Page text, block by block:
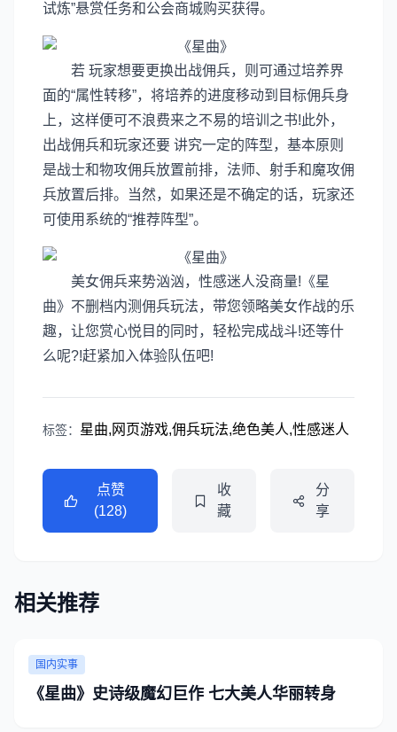
试炼”悬赏任务和公会商城购买获得。
若 玩家想要更换出战佣兵，则可通过培养界
面的“属性转移”，将培养的进度移动到目标佣兵身
上，这样便可不浪费来之不易的培训之书!此外，
出战佣兵和玩家还要 讲究一定的阵型，基本原则
是战士和物攻佣兵放置前排，法师、射手和魔攻佣
兵放置后排。当然，如果还是不确定的话，玩家还
可使用系统的“推荐阵型”。
美女佣兵来势汹汹，性感迷人没商量!《星
曲》不删档内测佣兵玩法，带您领略美女作战的乐
趣，让您赏心悦目的同时，轻松完成战斗!还等什
么呢?!赶紧加入体验队伍吧!
标签： 星曲,网页游戏,佣兵玩法,绝色美人,性感迷人
点赞
(128)
收
藏
分
享
相关推荐
国内实事
《星曲》史诗级魔幻巨作 七大美人华丽转身